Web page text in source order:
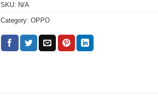
SKU: N/A
Category: OPPO